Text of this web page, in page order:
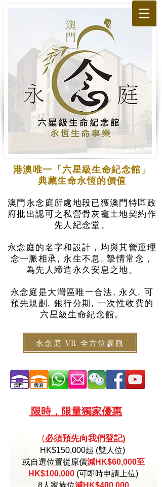
港澳唯一「六星級生命紀念館」
典藏生命永恆的價值
澳門永念庭所處地段已獲澳門特區政
府批出認可之私營骨灰龕土地契約作
先人紀念堂。
永念庭的名字和設計，均與其營運理
念一脈相承, 永生不息, 摯情常念，
為先人締造永久安息之地。
永念庭是大灣區唯一合法, 永久, 可
預先規劃, 銀行分期, 一次性收費的
六星級生命紀念館。
永念庭 VR 全方位參觀
限時，限量獨家優惠
(必須預先向我們登記)
HK$150,000起 (雙人位)
或自選位置從原價減HK$60,000至
HK$100,000 (可即時申請上位)
8人家族位減HK$400,000